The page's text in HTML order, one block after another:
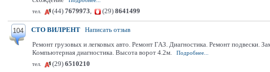
тел.
(44) 7679973, (29) 8641499
104 СТО ВИЛРЕНТ Написать отзыв
Ремонт грузовых и легковых авто. Ремонт ГАЗ. Диагностика. Ремонт подвески.
Компьютерная диагностика. Высота ворот 4.2м.
Подробнее...
тел.
(29) 6510210